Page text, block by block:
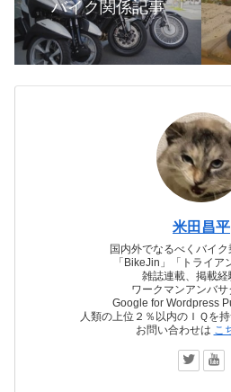
バイク関係記事
米田昌平
国内外でなるべくバイ
「BikeJin」「トライア
雑誌連載、掲載経
ワークマンアンバ
Google for Wordpress
人類の上位２％以内のＩＱを
お問い合わせは こ